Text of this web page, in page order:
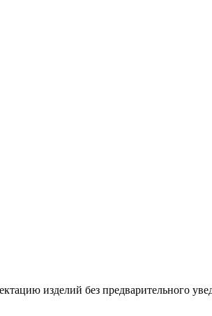
изделий без предварительного